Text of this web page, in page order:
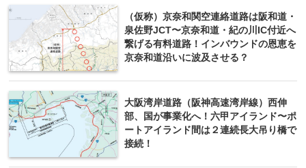
（仮称）京奈和関空連絡道路は阪和道・
泉佐野JCT〜京奈和道・紀の川IC付近へ
繋げる有料道路！インバウンドの恩恵を
京奈和道沿いに波及させる？
大阪湾岸道路（阪神高速湾岸線）西伸
部、国が事業化へ！六甲アイランド〜ポ
ートアイランド間は２連続長大吊り橋で
接続！